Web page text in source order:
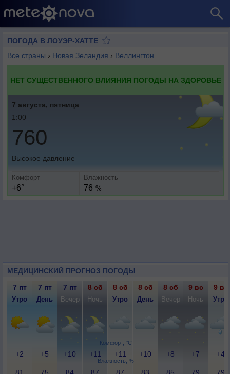
ПОГОДА В ЛОУЭР-ХАТТЕ
Все страны › Новая Зеландия › Веллингтон
НЕТ СУЩЕСТВЕННОГО ВЛИЯНИЯ ПОГОДЫ НА ЗДОРОВЬЕ
7 августа, пятница
1:00
760
Высокое давление
Комфорт
+6°
Влажность
76 %
МЕДИЦИНСКИЙ ПРОГНОЗ ПОГОДЫ
Комфорт, °C
Влажность, %
7 пт 7 пт 7 пт 8 сб 8 сб 8 сб 8 сб 9 вс 9 вс
Утро День Вечер Ночь Утро День Вечер Ночь Утро
+2 +5 +10 +11 +11 +10 +8 +7 +4